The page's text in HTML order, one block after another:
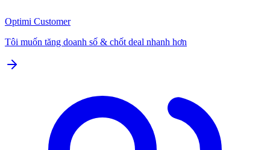
Optimi Customer
Tôi muốn tăng doanh số & chốt deal nhanh hơn